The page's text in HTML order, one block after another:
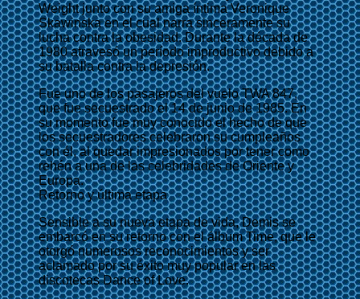
Weight junto con su amiga íntima Veronique
Skawinska en el cual narra sinceramente su
lucha contra la obesidad. Durante la década de
1980 atravesó un período improductivo debido a
su batalla contra la depresión.
Fue uno de los pasajeros del vuelo TWA 847,
que fue secuestrado el 14 de junio de 1985. En
su momento fue muy conocido el hecho de que
los secuestradores celebraron su cumpleaños
con él, al quedar impresionados por tener como
rehén a una de las celebridades de Oriente y
Europa.
Retorno y última etapa
Sensible a su nueva etapa de vida, Demis se
embarcó en su retorno con el álbum Time, que le
otorgó numerosos reconocimientos y ser
aclamado por su éxito muy popular en las
discotecas Dance of Love.